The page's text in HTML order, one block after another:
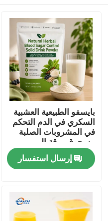
المنزل
فيديوهات
بايسفو الطبيعية العشبية
السكري في الدم التحكم
في المشروبات الصلبة
مسحوق ورقة المربى
جذر كودزو الجينسنغ
جوجي التوت بذور كاسيا
لدعم الجلوكوز الصحية
إرسال استفسار